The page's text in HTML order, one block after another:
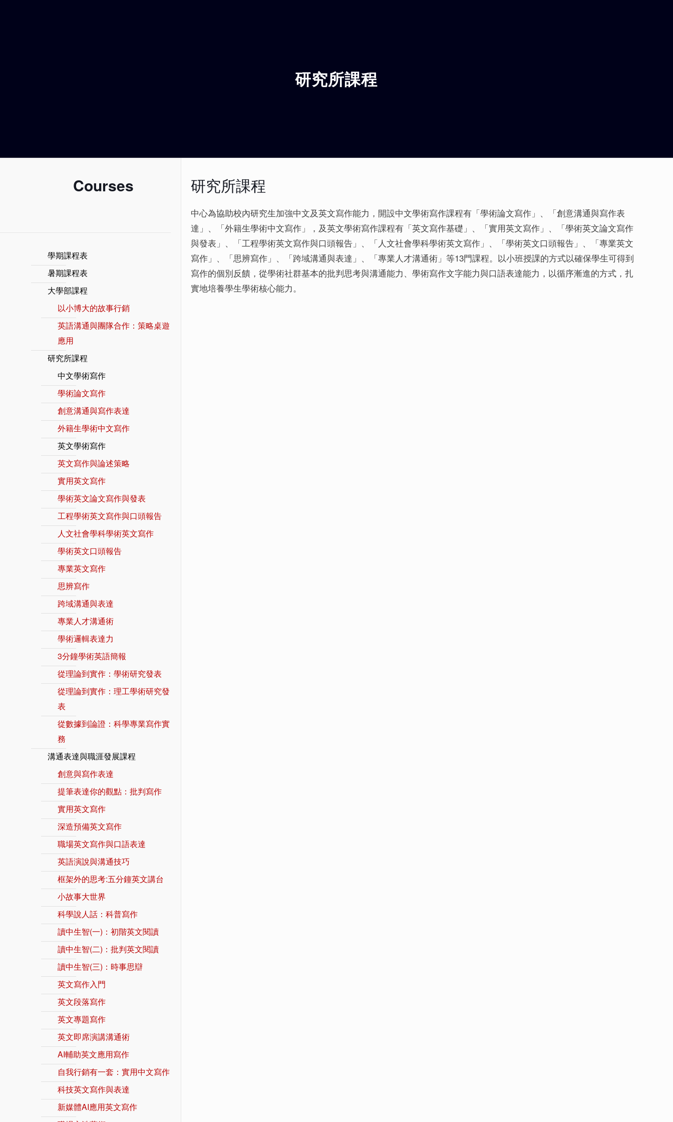
研究所課程
研究所課程
中心為協助校內研究生加強中文及英文寫作能力，開設中文學術寫作課程有「學術論文寫作」、「創意溝通與寫作表
達」、「外籍生學術中文寫作」，及英文學術寫作課程有「英文寫作基礎」、「實用英文寫作」、「學術英文論文寫作
與發表」、「工程學術英文寫作與口頭報告」、「人文社會學科學術英文寫作」、「學術英文口頭報告」、「專業英文
寫作」、「思辨寫作」、「跨域溝通與表達」、「專業人才溝通術」等13門課程。以小班授課的方式以確保學生可得到
寫作的個別反饋，從學術社群基本的批判思考與溝通能力、學術寫作文字能力與口語表達能力，以循序漸進的方式，扎
實地培養學生學術核心能力。
Courses
學期課程表
暑期課程表
大學部課程
以小博大的故事行銷
英語溝通與團隊合作：策略桌遊
應用
研究所課程
中文學術寫作
學術論文寫作
創意溝通與寫作表達
外籍生學術中文寫作
英文學術寫作
英文寫作與論述策略
實用英文寫作
學術英文論文寫作與發表
工程學術英文寫作與口頭報告
人文社會學科學術英文寫作
學術英文口頭報告
專業英文寫作
思辨寫作
跨域溝通與表達
專業人才溝通術
學術邏輯表達力
3分鐘學術英語簡報
從理論到實作：學術研究發表
從理論到實作：理工學術研究發
表
從數據到論證：科學專業寫作實
務
溝通表達與職涯發展課程
創意與寫作表達
提筆表達你的觀點：批判寫作
實用英文寫作
深造預備英文寫作
職場英文寫作與口語表達
英語演說與溝通技巧
框架外的思考:五分鐘英文講台
小故事大世界
科學說人話：科普寫作
讀中生智(一)：初階英文閱讀
讀中生智(二)：批判英文閱讀
讀中生智(三)：時事思辯
英文寫作入門
英文段落寫作
英文專題寫作
英文即席演講溝通術
AI輔助英文應用寫作
自我行銷有一套：實用中文寫作
科技英文寫作與表達
新媒體AI應用英文寫作